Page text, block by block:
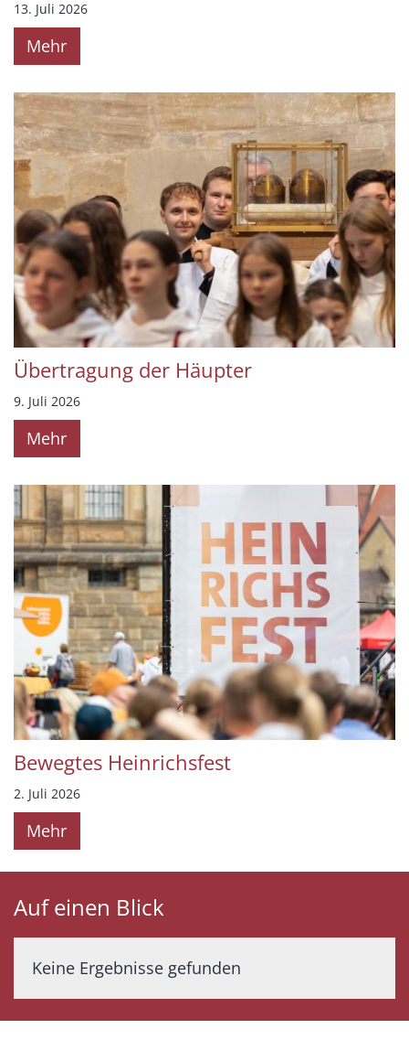
13. Juli 2026
Mehr
Übertragung der Häupter
9. Juli 2026
Mehr
Bewegtes Heinrichsfest
2. Juli 2026
Mehr
Auf einen Blick
Keine Ergebnisse gefunden